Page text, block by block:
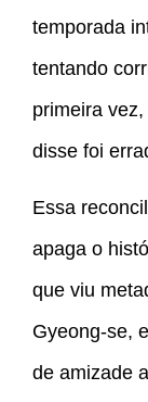
temporada
tentando
primeira
disse foi
Essa
apaga o
que viu
Gyeong-se,
de amizade